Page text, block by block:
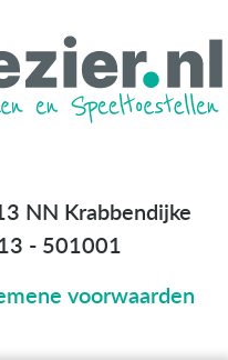
NN Krabbendijke
- 501001
voorwaarden